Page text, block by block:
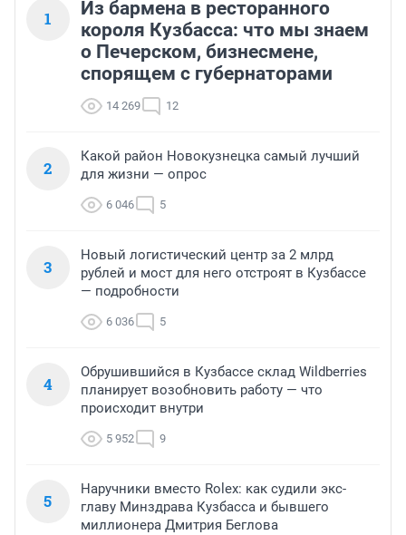
1
Из бармена в ресторанного
короля Кузбасса: что мы знаем
о Печерском, бизнесмене,
спорящем с губернаторами
14 269 12
2
Какой район Новокузнецка самый лучший
для жизни — опрос
6 046 5
3
Новый логистический центр за 2 млрд
рублей и мост для него отстроят в Кузбассе
— подробности
6 036 5
4
Обрушившийся в Кузбассе склад Wildberries
планирует возобновить работу — что
происходит внутри
5 952 9
5
Наручники вместо Rolex: как судили экс-
главу Минздрава Кузбасса и бывшего
миллионера Дмитрия Беглова